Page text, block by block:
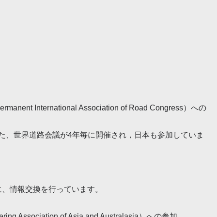
International Association of Road Congress）への
世界道路会議が4年毎に開催され，日本も参加していま
情報交換を行っています。